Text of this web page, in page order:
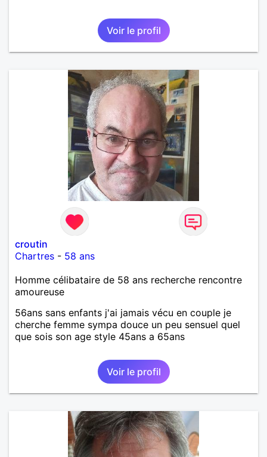
Voir le profil
croutin
Chartres - 58 ans
Homme célibataire de 58 ans recherche rencontre
amoureuse
56ans sans enfants j'ai jamais vécu en couple je
cherche femme sympa douce un peu sensuel quel
que sois son age style 45ans a 65ans
Voir le profil